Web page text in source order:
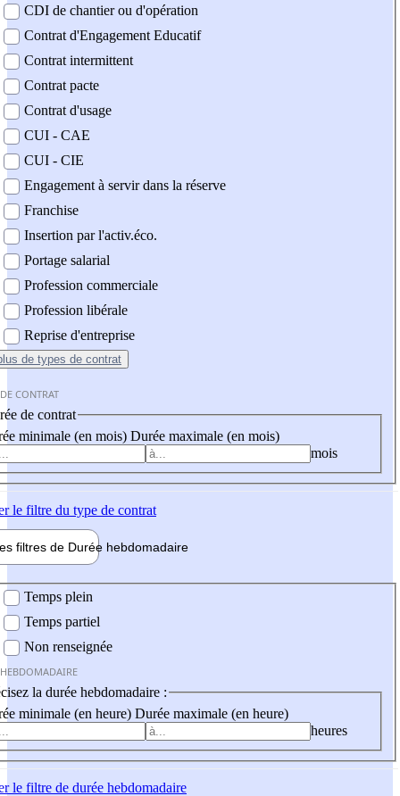
CDI de chantier ou d'opération
Contrat d'Engagement Educatif
Contrat intermittent
Contrat pacte
Contrat d'usage
CUI - CAE
CUI - CIE
Engagement à servir dans la réserve
Franchise
Insertion par l'activ.éco.
Portage salarial
Profession commerciale
Profession libérale
Reprise d'entreprise
de types de contrat
CONTRAT
de contrat
minimale (en mois) Durée maximale (en mois)
mois
le filtre du type de contrat
filtres de Durée hebdomadaire
Temps plein
Temps partiel
Non renseignée
la durée hebdomadaire :
minimale (en heure) Durée maximale (en heure)
heures
le filtre de durée hebdomadaire